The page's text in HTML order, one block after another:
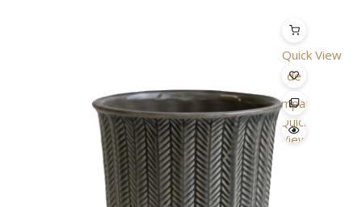
Quick View
Lista
de
Desejo
Comparar
Quick
View